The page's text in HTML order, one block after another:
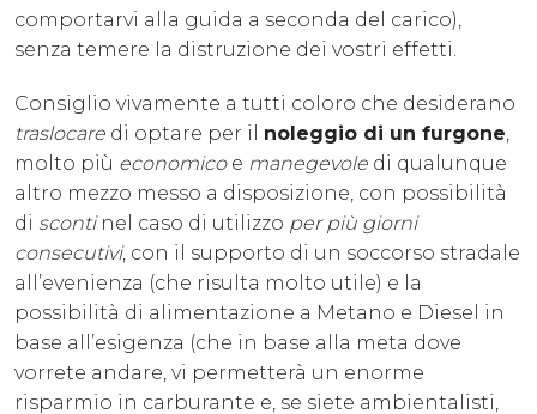
comportarvi alla guida a seconda del carico),
senza temere la distruzione dei vostri effetti.
Consiglio vivamente a tutti coloro che desiderano
traslocare di optare per il noleggio di un furgone,
molto più economicoe manegevole di qualunque
altro mezzo messo a disposizione, con possibilità
di scontinel caso di utilizzo per più giorni
consecutivi, con il supporto di un soccorso stradale
all’evenienza (che risulta molto utile) e la
possibilità di alimentazione a Metano e Diesel in
base all’esigenza (che in base alla meta dove
vorrete andare, vi permetterà un enorme
risparmio in carburante e, se siete ambientalisti,